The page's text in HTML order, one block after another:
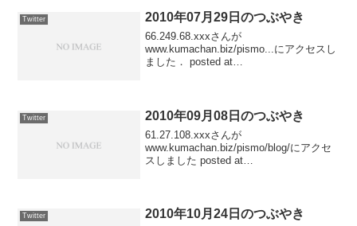
Twitter 2010年07月29日のつぶやき
66.249.68.xxxさんが
www.kumachan.biz/pismo...にアクセスし
ました． posted at
Twitter 2010年09月08日のつぶやき
61.27.108.xxxさんが
www.kumachan.biz/pismo/blog/にアクセ
スしました posted at
Twitter 2010年10月24日のつぶやき